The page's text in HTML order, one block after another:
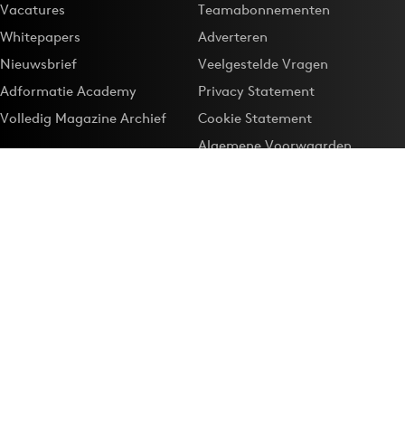
Vacatures
Whitepapers
Nieuwsbrief
Adformatie Academy
Volledig Magazine Archief
Teamabonnementen
Adverteren
Veelgestelde Vragen
Privacy Statement
Cookie Statement
Algemene Voorwaarden